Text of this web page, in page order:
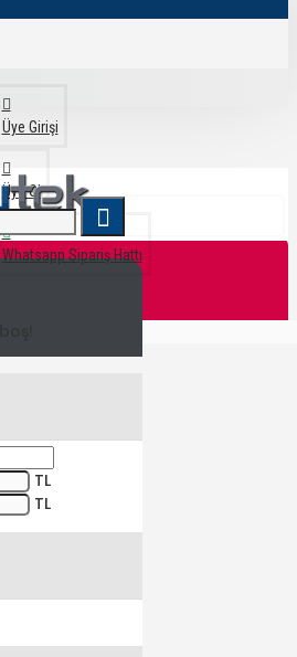
Üye Girişi
Üye Ol
Whatsapp Sipariş Hattı
TL
TL